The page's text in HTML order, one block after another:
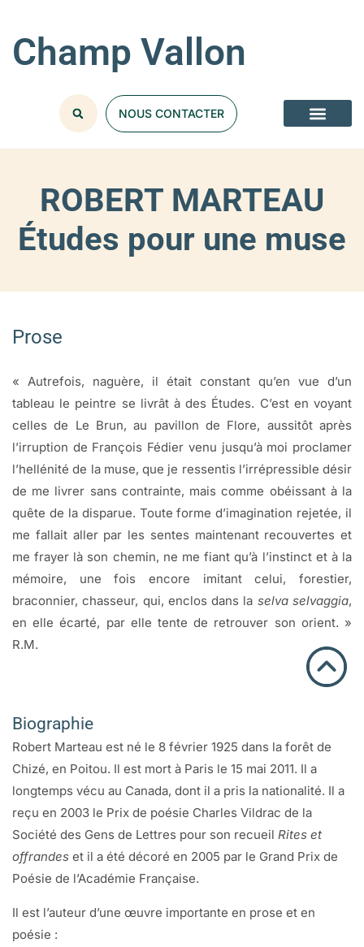
Champ Vallon
NOUS CONTACTER
ROBERT MARTEAU
Études pour une muse
Prose
« Autrefois, naguère, il était constant qu’en vue d’un
tableau le peintre se livrât à des Études. C’est en voyant
celles de Le Brun, au pavillon de Flore, aussitôt après
l’irruption de François Fédier venu jusqu’à moi proclamer
l’hellénité de la muse, que je ressentis l’irrépressible désir
de me livrer sans contrainte, mais comme obéissant à la
quête de la disparue. Toute forme d’imagination rejetée, il
me fallait aller par les sentes maintenant recouvertes et
me frayer là son chemin, ne me fiant qu’à l’instinct et à la
mémoire, une fois encore imitant celui, forestier,
braconnier, chasseur, qui, enclos dans la selva selvaggia,
en elle écarté, par elle tente de retrouver son orient. »
R.M.
Biographie
Robert Marteau est né le 8 février 1925 dans la forêt de
Chizé, en Poitou. Il est mort à Paris le 15 mai 2011. Il a
longtemps vécu au Canada, dont il a pris la nationalité. Il a
reçu en 2003 le Prix de poésie Charles Vildrac de la
Société des Gens de Lettres pour son recueil Rites et
offrandes et il a été décoré en 2005 par le Grand Prix de
Poésie de l’Académie Française.
Il est l’auteur d’une œuvre importante en prose et en
poésie :